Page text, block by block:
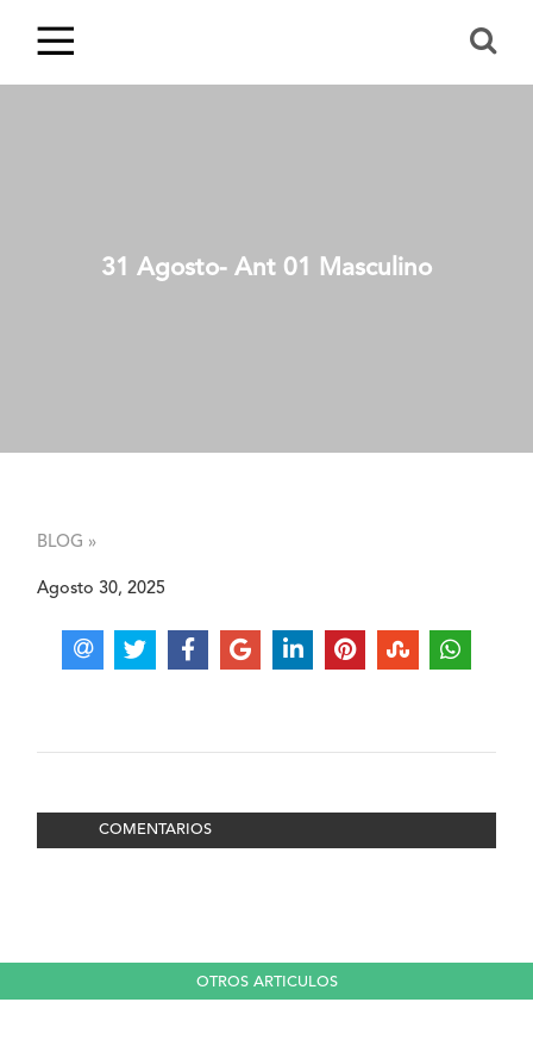
31 Agosto- Ant 01 Masculino
BLOG »
Agosto 30, 2025
COMENTARIOS
OTROS ARTICULOS